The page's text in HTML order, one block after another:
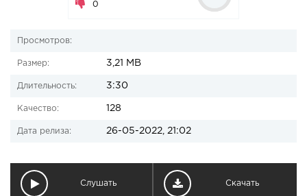
0
Просмотров:
Размер: 3,21 MB
Длительность: 3:30
Качество: 128
Дата релиза: 26-05-2022, 21:02
Слушать Скачать